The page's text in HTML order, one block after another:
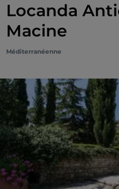
Locanda
Macine
Méditerranéenne